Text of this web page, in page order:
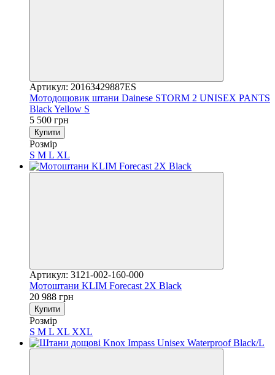
Артикул: 20163429887ES
Мотодощовик штани Dainese STORM 2 UNISEX PANTS
Black Yellow S
5 500 грн
Купити
Розмір
S M L XL
Артикул: 3121-002-160-000
Мотоштани KLIM Forecast 2X Black
20 988 грн
Купити
Розмір
S M L XL XXL